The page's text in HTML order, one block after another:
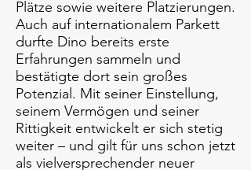
Plätze sowie weitere Platzierungen.
Auch auf internationalem Parkett
durfte Dino bereits erste
Erfahrungen sammeln und
bestätigte dort sein großes
Potenzial. Mit seiner Einstellung,
seinem Vermögen und seiner
Rittigkeit entwickelt er sich stetig
weiter – und gilt für uns schon jetzt
als vielversprechender neuer